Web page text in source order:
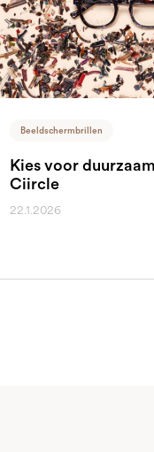
Beeldschermbrillen
Kies voor
Ciircle
22.1.2026